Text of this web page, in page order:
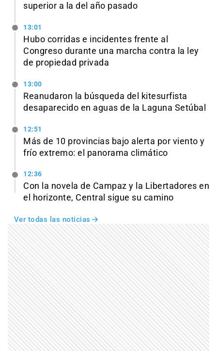
superior a la del año pasado
13:01
Hubo corridas e incidentes frente al
Congreso durante una marcha contra la ley
de propiedad privada
13:00
Reanudaron la búsqueda del kitesurfista
desaparecido en aguas de la Laguna Setúbal
12:51
Más de 10 provincias bajo alerta por viento y
frío extremo: el panorama climático
12:36
Con la novela de Campaz y la Libertadores en
el horizonte, Central sigue su camino
Ver todas las noticias